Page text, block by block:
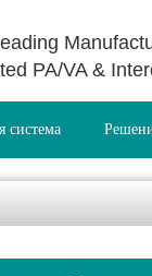
PA/VA &
система